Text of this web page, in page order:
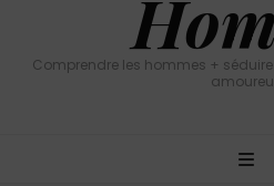
Comprendre les hommes +